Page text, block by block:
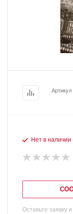
Артикул
Нет в наличии
Оставьте заявку